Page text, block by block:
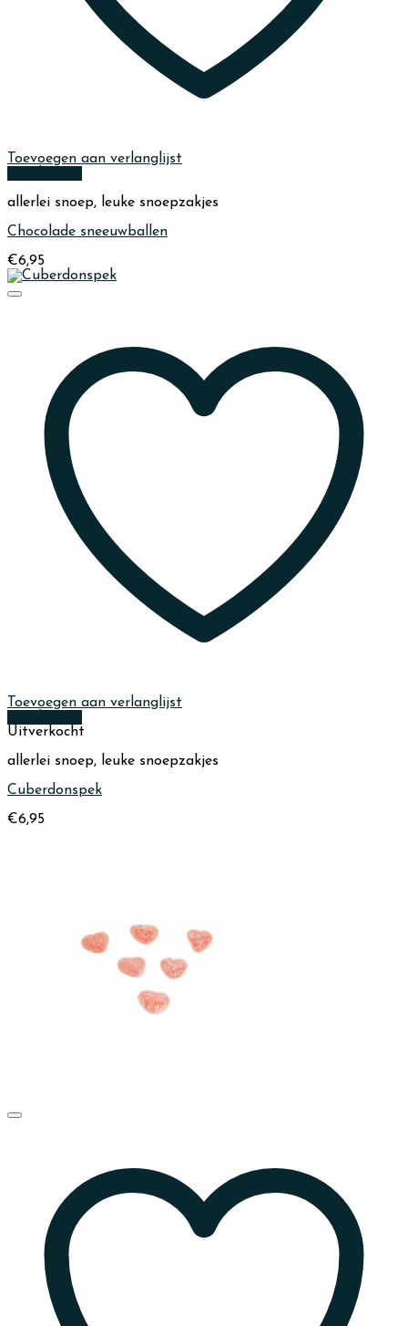
Toevoegen aan verlanglijst
allerlei snoep, leuke snoepzakjes
Chocolade sneeuwballen
€6,95
Toevoegen aan verlanglijst
Uitverkocht
allerlei snoep, leuke snoepzakjes
Cuberdonspek
€6,95